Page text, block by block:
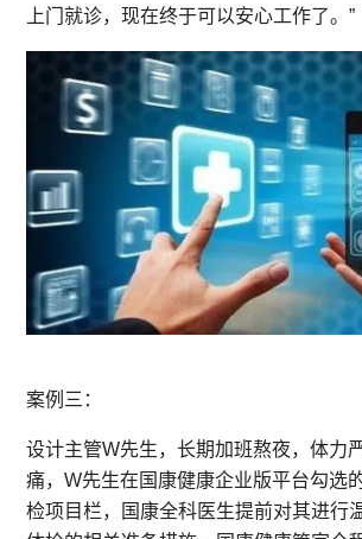
上门就诊，现在终于可以安心工作了。”
案例三：
设计主管W先生，长期加班熬夜，体力
痛，W先生在国康健康企业版平台勾选
检项目栏，国康全科医生提前对其进行